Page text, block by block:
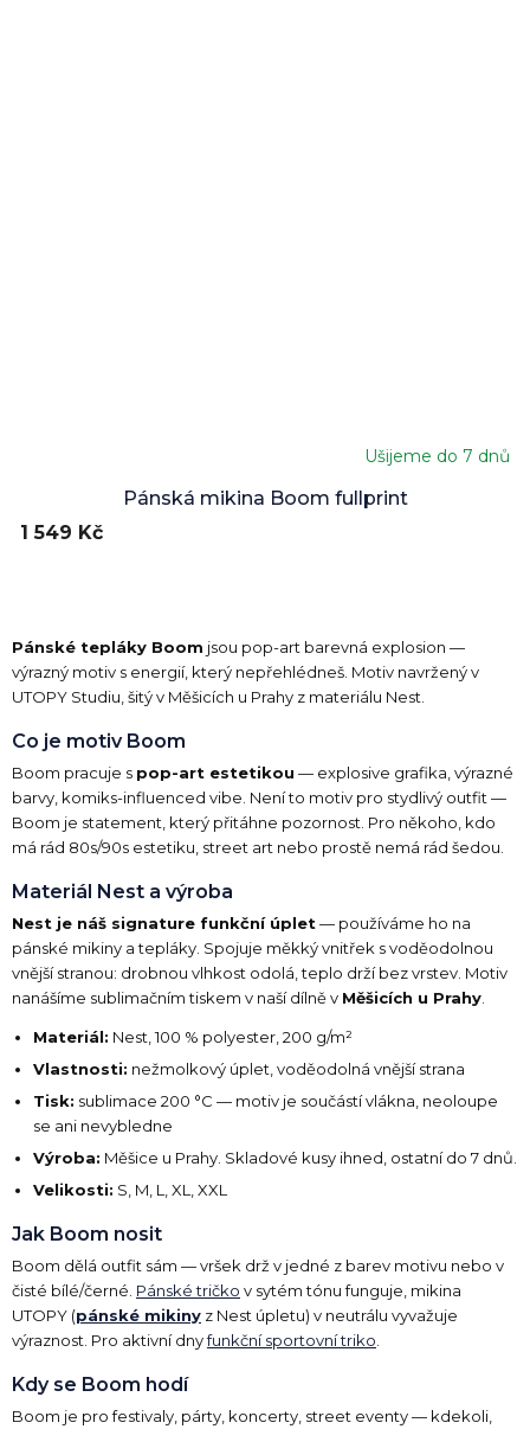
Pánská mikina Boom fullprint
Ušijeme do 7 dnů
1 549 Kč
Pánské tepláky Boom jsou pop-art barevná explosion —
výrazný motiv s energií, který nepřehlédneš. Motiv navržený v
UTOPY Studiu, šitý v Měšicích u Prahy z materiálu Nest.
Co je motiv Boom
Boom pracuje s pop-art estetikou — explosive grafika, výrazné
barvy, komiks-influenced vibe. Není to motiv pro stydlivý outfit —
Boom je statement, který přitáhne pozornost. Pro někoho, kdo
má rád 80s/90s estetiku, street art nebo prostě nemá rád šedou.
Materiál Nest a výroba
Nest je náš signature funkční úplet— používáme ho na
pánské mikiny a tepláky. Spojuje měkký vnitřek s voděodolnou
vnější stranou: drobnou vlhkost odolá, teplo drží bez vrstev. Motiv
nanášíme sublimačním tiskem v naší dílně v Měšicích u Prahy
Materiál: Nest, 100 % polyester, 200 g/m²
Vlastnosti: nežmolkový úplet, voděodolná vnější strana
Tisk: sublimace 200 °C — motiv je součástí vlákna, neoloupe
se ani nevybledne
Výroba: Měšice u Prahy. Skladové kusy ihned, ostatní do 7 dnů.
Velikosti: S, M, L, XL, XXL
Jak Boom nosit
Boom dělá outfit sám — vršek drž v jedné z barev motivu nebo v
čisté bílé/černé. Pánské tričko v sytém tónu funguje, mikina
UTOPY (pánské mikiny z Nest úpletu) v neutrálu vyvažuje
výraznost. Pro aktivní dnyfunkční sportovní triko
Kdy se Boom hodí
Boom je pro festivaly, párty, koncerty, street eventy — kdekoli,